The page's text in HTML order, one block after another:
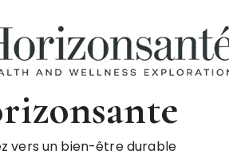
vers un bien-être durable